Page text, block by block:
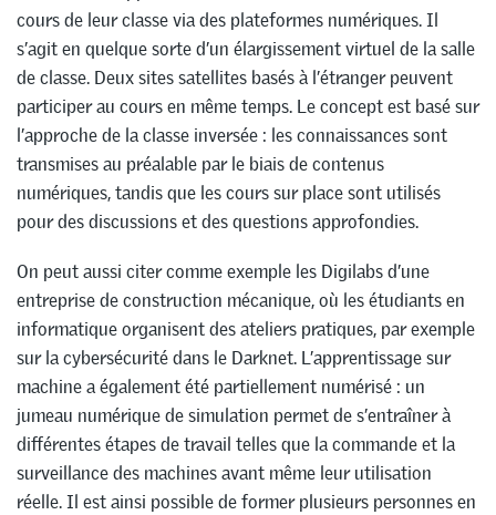
cours de leur classe via des plateformes numériques. Il
s’agit en quelque sorte d’un élargissement virtuel de la salle
de classe. Deux sites satellites basés à l’étranger peuvent
participer au cours en même temps. Le concept est basé sur
l’approche de la classe inversée : les connaissances sont
transmises au préalable par le biais de contenus
numériques, tandis que les cours sur place sont utilisés
pour des discussions et des questions approfondies.
On peut aussi citer comme exemple les Digilabs d’une
entreprise de construction mécanique, où les étudiants en
informatique organisent des ateliers pratiques, par exemple
sur la cybersécurité dans le Darknet. L’apprentissage sur
machine a également été partiellement numérisé : un
jumeau numérique de simulation permet de s’entraîner à
différentes étapes de travail telles que la commande et la
surveillance des machines avant même leur utilisation
réelle. Il est ainsi possible de former plusieurs personnes en